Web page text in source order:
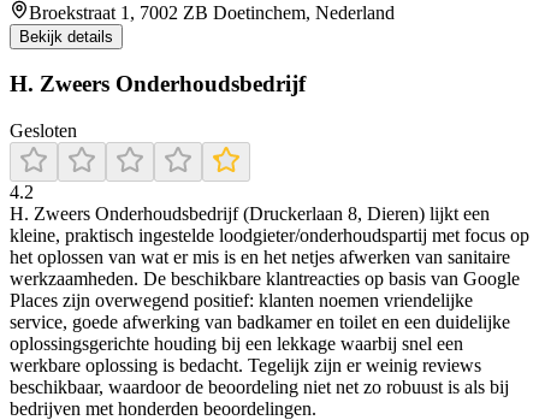
Broekstraat 1, 7002 ZB Doetinchem, Nederland
Bekijk details
H. Zweers Onderhoudsbedrijf
Gesloten
4.2
H. Zweers Onderhoudsbedrijf (Druckerlaan 8, Dieren) lijkt een
kleine, praktisch ingestelde loodgieter/onderhoudspartij met focus op
het oplossen van wat er mis is en het netjes afwerken van sanitaire
werkzaamheden. De beschikbare klantreacties op basis van Google
Places zijn overwegend positief: klanten noemen vriendelijke
service, goede afwerking van badkamer en toilet en een duidelijke
oplossingsgerichte houding bij een lekkage waarbij snel een
werkbare oplossing is bedacht. Tegelijk zijn er weinig reviews
beschikbaar, waardoor de beoordeling niet net zo robuust is als bij
bedrijven met honderden beoordelingen.